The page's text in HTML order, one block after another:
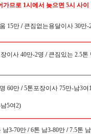
므로 1시에서 늦으면 5시 사
15만 /큰짐없는용달이사 30만-
이사 40만-2명 /큰짐있는 2.5톤
60만 /5톤포장이사 75만-남3여
5여2)
남3-70만 /6톤 남3-80만 /7.5톤